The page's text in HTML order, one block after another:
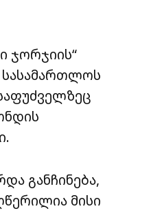
განჩინება,
მისი